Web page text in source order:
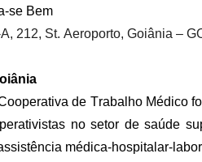
se Bem
212, St. Aeroporto, Goiânia –
de Trabalho Médico
no setor de saúde
médica-hospitalar-